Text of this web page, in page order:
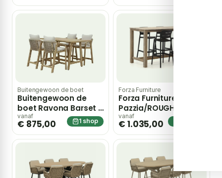
Buitengewoon de boet
Buitengewoon de
boet Ravona Barset –
bruin
vanaf
€ 875,00 1 shop
Forza Furniture
Forza Furniture
Pazzia/ROUGH-X
180cm barset 5-delig
stapelbaar – Bruin
vanaf
€ 1.035,00